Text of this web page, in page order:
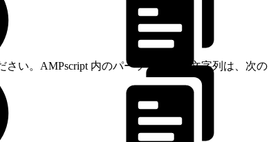
い。AMPscript 内のパーソナライズ文字列は、次の